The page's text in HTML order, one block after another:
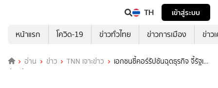
TH
เข้าสู่ระบบ
หน้าแรก
โควิด-19 ข่าวทั่วไทย ข่าวการเมือง ข่าว
อ่าน ข่าว TNN เจาะข่าว
เอกชนชี้คอร์รัปชันฉุดธุรกิจ จี้รัฐเร่ง
ปฏิรูปกฎหมาย